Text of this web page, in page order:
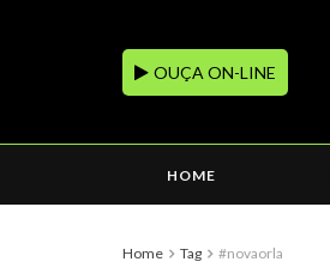
OUÇA ON-LINE
HOME
Home Tag #novaorla